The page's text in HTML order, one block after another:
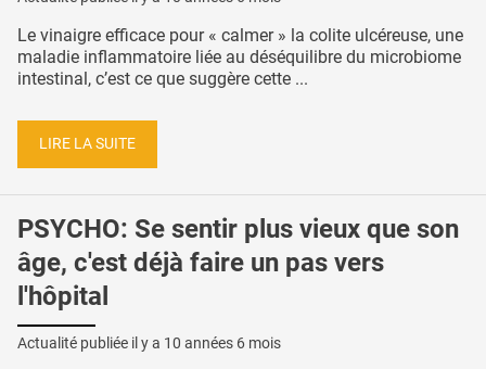
Le vinaigre efficace pour « calmer » la colite ulcéreuse, une
maladie inflammatoire liée au déséquilibre du microbiome
intestinal, c’est ce que suggère cette ...
LIRE LA SUITE
PSYCHO: Se sentir plus vieux que son
âge, c'est déjà faire un pas vers
l'hôpital
Actualité publiée il y a 10 années 6 mois